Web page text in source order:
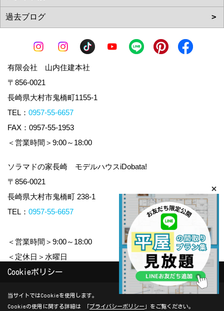
有限会社 山内住建本社
〒856-0021
長崎県大村市鬼橋町1155-1
TEL： 0957-55-6657
FAX：0957-55-1953
＜営業時間＞9:00～18:00
ソラマドの家長崎 モデルハウスiDobata!
〒856-0021
長崎県大村市鬼橋町 238-1
TEL： 0957-55-6657
＜営業時間＞9:00～18:00
＜定休日＞水曜日
Copyright (c) yamauchi-jyuken. All Rights Reserved.
Produced byゴデスクリエイト
Cookieポリシー
当サイトではCookieを使用します。
Cookieの使用に関する詳細は 「プライバシーポリシー 」をご覧ください。